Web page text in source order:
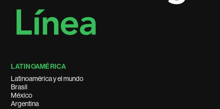
LATINOAMÉRICA
Latinoamérica y el mundo
Brasil
México
Argentina